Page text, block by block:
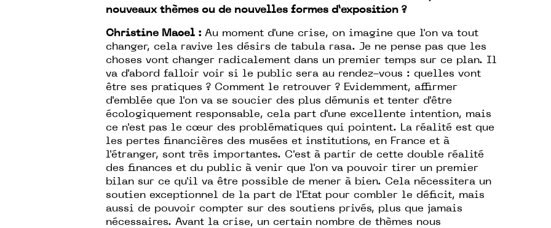
nouveaux thèmes ou de nouvelles formes d’exposition ?
Christine Macel : Au moment d'une crise, on imagine que l'on va tout
changer, cela ravive les désirs de tabula rasa. Je ne pense pas que les
choses vont changer radicalement dans un premier temps sur ce plan. Il
va d'abord falloir voir si le public sera au rendez-vous : quelles vont
être ses pratiques ? Comment le retrouver ? Evidemment, affirmer
d'emblée que l'on va se soucier des plus démunis et tenter d'être
écologiquement responsable, cela part d'une excellente intention, mais
ce n'est pas le cœur des problématiques qui pointent. La réalité est que
les pertes financières des musées et institutions, en France et à
l'étranger, sont très importantes. C'est à partir de cette double réalité
des finances et du public à venir que l'on va pouvoir tirer un premier
bilan sur ce qu'il va être possible de mener à bien. Cela nécessitera un
soutien exceptionnel de la part de l'Etat pour combler le déficit, mais
aussi de pouvoir compter sur des soutiens privés, plus que jamais
nécessaires. Avant la crise, un certain nombre de thèmes nous